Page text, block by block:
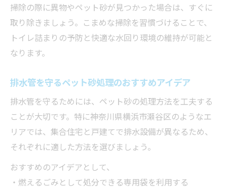
掃除の際に異物やペット砂が見つかった場合は、すぐに
取り除きましょう。こまめな掃除を習慣づけることで、
トイレ詰まりの予防と快適な水回り環境の維持が可能と
なります。
排水管を守るペット砂処理のおすすめアイデア
排水管を守るためには、ペット砂の処理方法を工夫する
ことが大切です。特に神奈川県横浜市瀬谷区のようなエ
リアでは、集合住宅と戸建てで排水設備が異なるため、
それぞれに適した方法を選びましょう。
おすすめのアイデアとして、
・燃えるごみとして処分できる専用袋を利用する